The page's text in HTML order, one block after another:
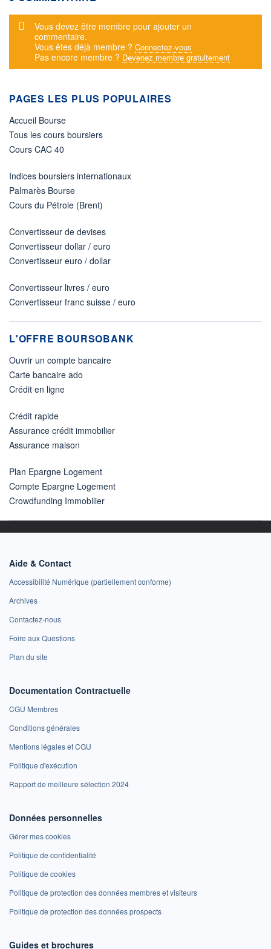
Message d'alerte
Vous devez être membre pour ajouter un
commentaire.
Vous êtes déjà membre ? Connectez-vous
Pas encore membre ? Devenez membre gratuitement
PAGES LES PLUS POPULAIRES
Accueil Bourse
Tous les cours boursiers
Cours CAC 40
Indices boursiers internationaux
Palmarès Bourse
Cours du Pétrole (Brent)
Convertisseur de devises
Convertisseur dollar / euro
Convertisseur euro / dollar
Convertisseur livres / euro
Convertisseur franc suisse / euro
L'OFFRE BOURSOBANK
Ouvrir un compte bancaire
Carte bancaire ado
Crédit en ligne
Crédit rapide
Assurance crédit immobilier
Assurance maison
Plan Epargne Logement
Compte Epargne Logement
Crowdfunding Immobilier
Aide & Contact
Accessibilité Numérique (partiellement conforme)
Archives
Contactez-nous
Foire aux Questions
Plan du site
Documentation Contractuelle
CGU Membres
Conditions générales
Mentions légales et CGU
Politique d'exécution
Rapport de meilleure sélection 2024
Données personnelles
Gérer mes cookies
Politique de confidentialité
Politique de cookies
Politique de protection des données membres et visiteurs
Politique de protection des données prospects
Guides et brochures